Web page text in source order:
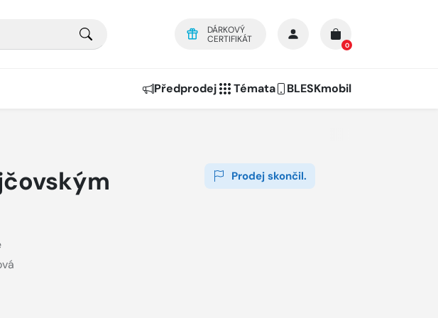
DÁRKOVÝ
CERTIFIKÁT
0
Předprodej Témata BLESKmobil
Prodej skončil.